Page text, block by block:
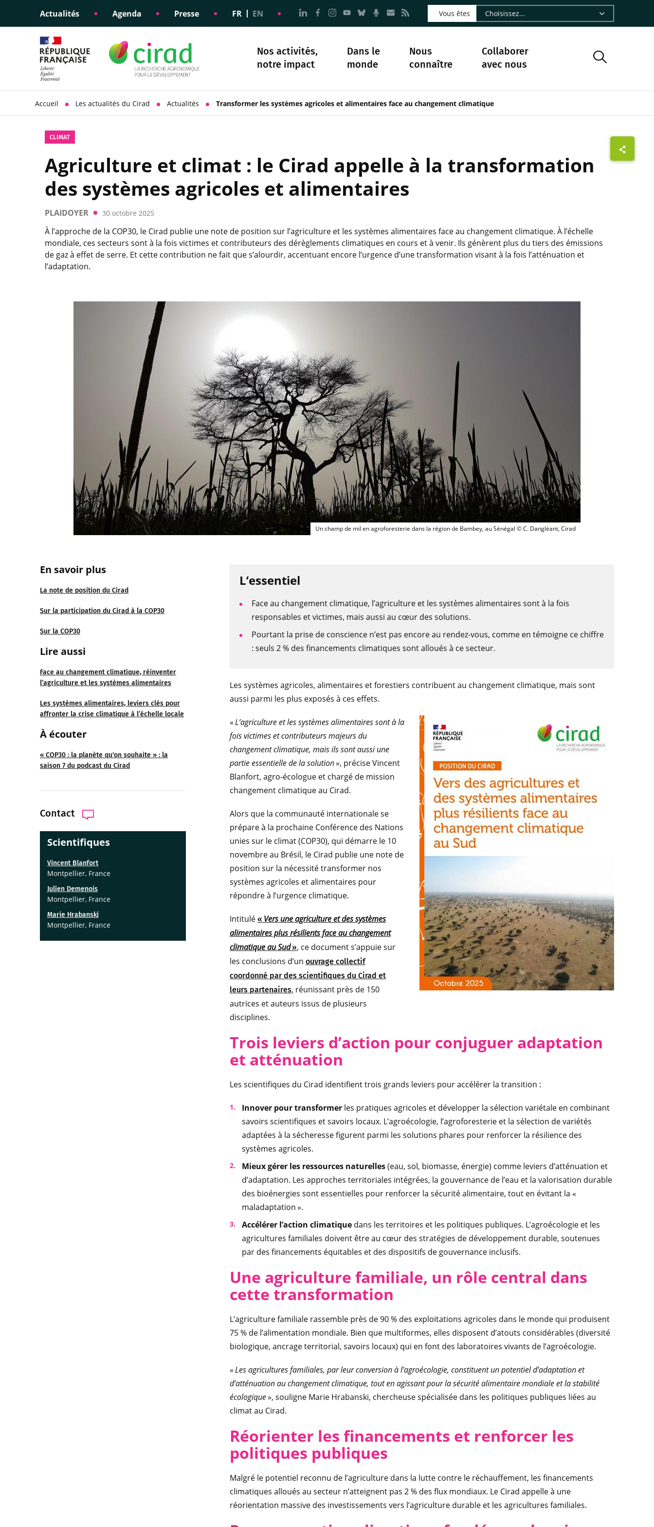
Actualités Agenda Presse FR EN Aller à la page Nous suivre sur LinkedIn - CIRAD
Aller à la page Nous suivre sur Facebook - CIRAD
Aller à la page Nous suivre sur Instagram - CIRAD
Aller à la page Nous suivre sur Youtube - CIRAD
Aller à la page Nous suivre sur Bluesky - CIRAD
Aller à la page Nourrir le vivant, le podcast du Cirad - CIRAD
Aller à la page Nous contacter par courriel - CIRAD
Aller à la page Flux RSS - CIRAD
Vous êtes
Nos activités,
notre impact
Éclairer les politiques
Appui à la diplomatie
scientifique
Dans le
monde
Nous
connaître
Engagements éthiques
Responsabilité
sociétale
Science et société Notre histoire
Collaborer
avec nous
Accueil Les actualités du Cirad Actualités Transformer les systèmes agricoles et alimentaires face au changement climatique
CLIMAT
Agriculture et climat : le Cirad appelle à la transformation
des systèmes agricoles et alimentaires
PLAIDOYER 30 octobre 2025
À l’approche de la COP30, le Cirad publie une note de position sur l’agriculture et les systèmes alimentaires face au changement climatique. À l’échelle
mondiale, ces secteurs sont à la fois victimes et contributeurs des dérèglements climatiques en cours et à venir. Ils génèrent plus du tiers des émissions
de gaz à effet de serre. Et cette contribution ne fait que s’alourdir, accentuant encore l’urgence d’une transformation visant à la fois l’atténuation et
l’adaptation.
Un champ de mil en agroforesterie dans la région de Bambey, au Sénégal ©
Un champ de mil en agroforesterie dans la région de Bambey, au Sénégal © C. Dangléant, Cirad
En savoir plus
La note de position du Cirad
Sur la participation du Cirad à la COP30
Sur la COP30
Lire aussi
Face au changement climatique, réinventer
l’agriculture et les systèmes alimentaires
Les systèmes alimentaires, leviers clés pour
affronter la crise climatique à l’échelle locale
À écouter
« COP30 : la planète qu'on souhaite » : la
saison 7 du podcast du Cirad
Contact
Scientifiques
Vincent Blanfort
Montpellier, France
Julien Demenois
Montpellier, France
Marie Hrabanski
Montpellier, France
L’essentiel
Face au changement climatique, l’agriculture et les systèmes alimentaires sont à la fois
responsables et victimes, mais aussi au cœur des solutions.
Pourtant la prise de conscience n’est pas encore au rendez-vous, comme en témoigne ce chiffre
: seuls 2 % des financements climatiques sont alloués à ce secteur.
Les systèmes agricoles, alimentaires et forestiers contribuent au changement climatique, mais sont
aussi parmi les plus exposés à ces effets.
«L’agriculture et les systèmes alimentaires sont à la
fois victimes et contributeurs majeurs du
changement climatique, mais ils sont aussi une
partie essentielle de la solution», précise Vincent
Blanfort, agro-écologue et chargé de mission
changement climatique au Cirad.
Alors que la communauté internationale se
prépare à la prochaine Conférence des Nations
unies sur le climat (COP30), qui démarre le 10
novembre au Brésil, le Cirad publie une note de
position sur la nécessité transformer nos
systèmes agricoles et alimentaires pour
répondre à l’urgence climatique.
Intitulé « Vers une agriculture et des systèmes
alimentaires plus résilients face au changement
climatique au Sud», ce document s’appuie sur
les conclusions d’un ouvrage collectif
coordonné par des scientifiques du Cirad et
leurs partenaires, réunissant près de 150
autrices et auteurs issus de plusieurs
disciplines.
Trois leviers d’action pour conjuguer adaptation
et atténuation
Les scientifiques du Cirad identifient trois grands leviers pour accélérer la transition :
Innover pour transformer les pratiques agricoles et développer la sélection variétale en combinant
savoirs scientifiques et savoirs locaux. L’agroécologie, l’agroforesterie et la sélection de variétés
adaptées à la sécheresse figurent parmi les solutions phares pour renforcer la résilience des
systèmes agricoles.
Mieux gérer les ressources naturelles(eau, sol, biomasse, énergie) comme leviers d’atténuation et
d’adaptation. Les approches territoriales intégrées, la gouvernance de l’eau et la valorisation durable
des bioénergies sont essentielles pour renforcer la sécurité alimentaire, tout en évitant la «
maladaptation ».
Accélérer l’action climatique dans les territoires et les politiques publiques. L’agroécologie et les
agricultures familiales doivent être au cœur des stratégies de développement durable, soutenues
par des financements équitables et des dispositifs de gouvernance inclusifs.
Une agriculture familiale, un rôle central dans
cette transformation
L’agriculture familiale rassemble près de 90 % des exploitations agricoles dans le monde qui produisent
75 % de l’alimentation mondiale. Bien que multiformes, elles disposent d’atouts considérables (diversité
biologique, ancrage territorial, savoirs locaux) qui en font des laboratoires vivants de l’agroécologie.
«Les agricultures familiales, par leur conversion à l’agroécologie, constituent un potentiel d’adaptation et
d’atténuation au changement climatique, tout en agissant pour la sécurité alimentaire mondiale et la stabilité
écologique», souligne Marie Hrabanski, chercheuse spécialisée dans les politiques publiques liées au
climat au Cirad.
Réorienter les financements et renforcer les
politiques publiques
Malgré le potentiel reconnu de l’agriculture dans la lutte contre le réchauffement, les financements
climatiques alloués au secteur n’atteignent pas 2 % des flux mondiaux. Le Cirad appelle à une
réorientation massive des investissements vers l’agriculture durable et les agricultures familiales.